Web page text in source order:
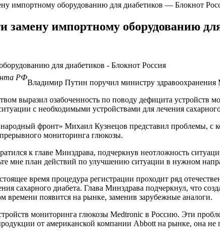
импортному оборудованию для диабетиков — Блокнот
замену импортному оборудованию
РФ
Владимир Путин поручил министру здравоохранения
выразил озабоченность по поводу дефицита устройств
с необходимыми устройствами для лечения
фронт» Михаил Кузнецов представил проблемы, с
мониторинга глюкозы.
к главе Минздрава, подчеркнув неотложность
мне план действий по улучшению ситуации в нужном
время процедура регистрации проходит ряд
сахарного диабета. Глава Минздрава подчеркнул, что
времени появится на рынке, заменив зарубежные аналоги.
мониторинга глюкозы Medtronic в Россию. Эти
от американской компании Abbott на рынке, она не